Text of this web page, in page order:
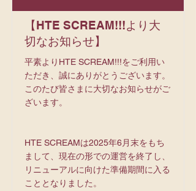
【HTE SCREAM!!!より大
切なお知らせ】
平素よりHTE SCREAM!!!をご利用い
ただき、誠にありがとうございます。
このたび皆さまに大切なお知らせがご
ざいます。
HTE SCREAMは2025年6月末をもち
まして、現在の形での運営を終了し、
リニューアルに向けた準備期間に入る
こととなりました。